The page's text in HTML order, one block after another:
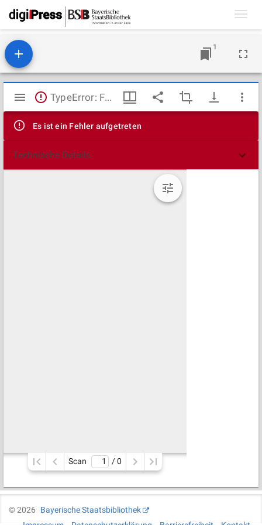
1
Mirador
Viewer
TypeError: Failed to fetch
Es ist ein Fehler aufgetreten
Technische Details
Scan / 0
©2026
Bayerische Staatsbibliothek